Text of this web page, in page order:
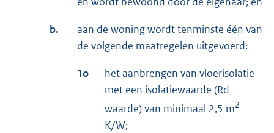
b.
aan de woning wordt tenminste één van
de volgende maatregelen uitgevoerd:
1o
het aanbrengen van vloerisolatie
met een isolatiewaarde (Rd-
waarde) van minimaal 2,5 m2
K/W;